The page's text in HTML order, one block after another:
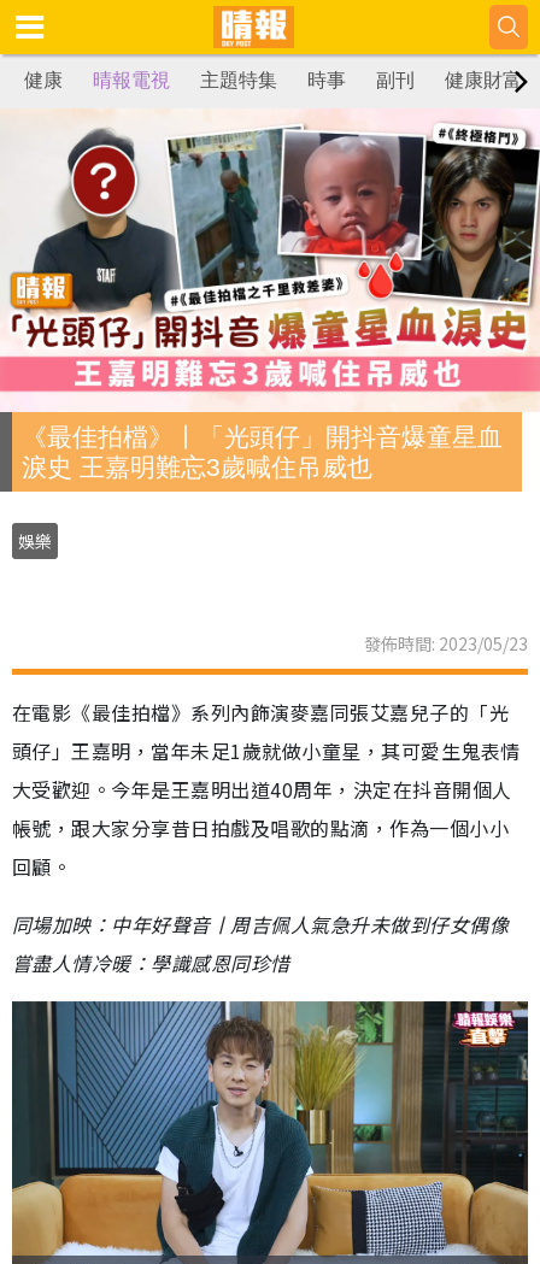
健康 晴報電視 主題特集 時事 副刊 健康財富
《最佳拍檔》丨「光頭仔」開抖音爆童星血
淚史 王嘉明難忘3歲喊住吊威也
娛樂
發佈時間: 2023/05/23
在電影《最佳拍檔》系列內飾演麥嘉同張艾嘉兒子的「光
頭仔」王嘉明，當年未足1歲就做小童星，其可愛生鬼表情
大受歡迎。今年是王嘉明出道40周年，決定在抖音開個人
帳號，跟大家分享昔日拍戲及唱歌的點滴，作為一個小小
回顧。
同場加映：中年好聲音丨周吉佩人氣急升未做到仔女偶像
嘗盡人情冷暖：學識感恩同珍惜